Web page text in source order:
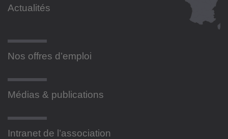
Actualités
Nos offres d’emploi
Médias & publications
Intranet de l’association